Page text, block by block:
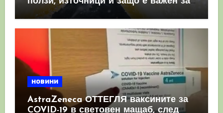
имунната система
новини
AstraZeneca ОТТЕГЛЯ ваксините за
COVID-19 в световен мащаб, след